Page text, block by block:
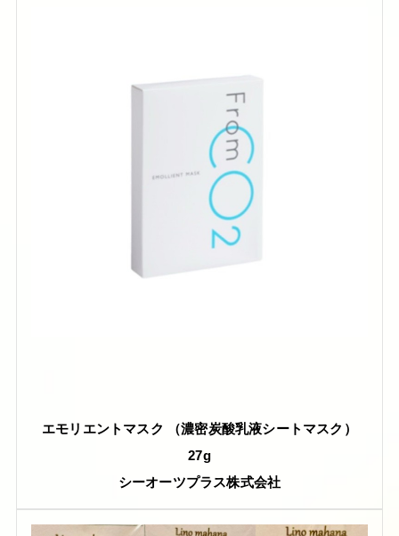
エモリエントマスク （濃密炭酸乳液シートマスク）
27g
シーオーツプラス株式会社